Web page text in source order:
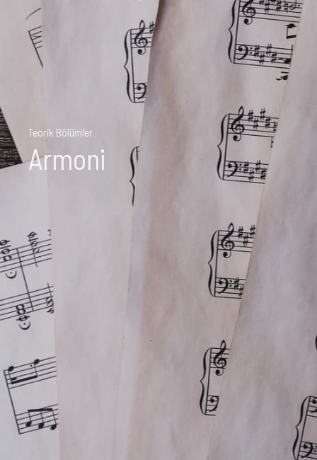
Teorik Bölümler
Armoni